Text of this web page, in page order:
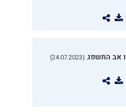
ו אב התשפג (24.07.2023)